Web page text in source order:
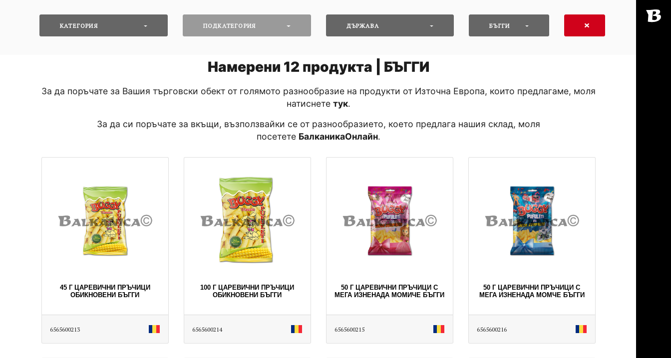
КАТЕГОРИЯ ПОДКАТЕГОРИЯ ДЪРЖАВА БЪГГИ
Намерени 12 продукта | БЪГГИ
За да поръчате за Вашия търговски обект от голямото разнообразие на продукти от Източна Европа, които предлагаме, моля
натиснете тук․
За да си поръчате за вкъщи, възползвайки се от разнообразието, което предлага нашия склад, моля
посетете БалканикаОнлайн․
45 Г ЦАРЕВИЧНИ ПРЪЧИЦИ
ОБИКНОВЕНИ БЪГГИ
6565600213
100 Г ЦАРЕВИЧНИ ПРЪЧИЦИ
ОБИКНОВЕНИ БЪГГИ
6565600214
50 Г ЦАРЕВИЧНИ ПРЪЧИЦИ С
МЕГА ИЗНЕНАДА МОМИЧЕ БЪГГИ
6565600215
50 Г ЦАРЕВИЧНИ ПРЪЧИЦИ С
МЕГА ИЗНЕНАДА МОМЧЕ БЪГГИ
6565600216